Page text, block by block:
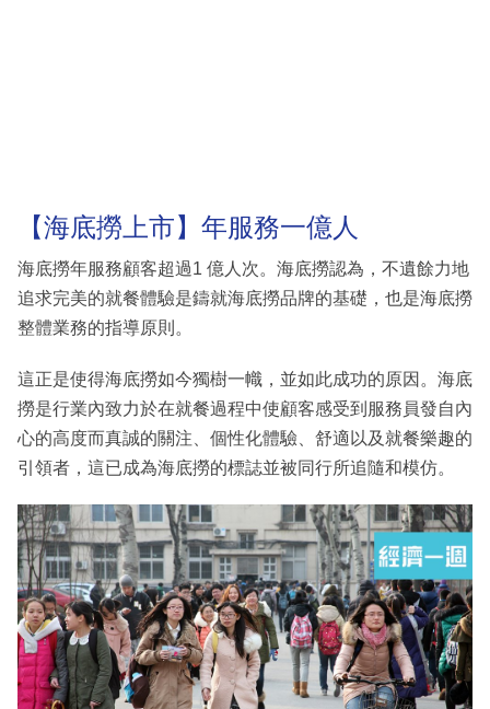
【海底撈上市】年服務一億人
海底撈年服務顧客超過1 億人次。海底撈認為，不遺餘力地
追求完美的就餐體驗是鑄就海底撈品牌的基礎，也是海底撈
整體業務的指導原則。
這正是使得海底撈如今獨樹一幟，並如此成功的原因。海底
撈是行業內致力於在就餐過程中使顧客感受到服務員發自內
心的高度而真誠的關注、個性化體驗、舒適以及就餐樂趣的
引領者，這已成為海底撈的標誌並被同行所追隨和模仿。